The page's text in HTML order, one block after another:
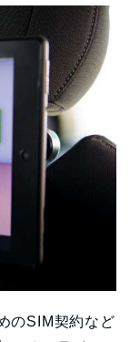
のSIM契約など